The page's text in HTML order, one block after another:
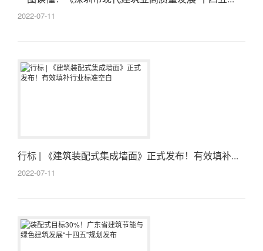
2022-07-11
行标 | 《建筑装配式集成墙面》正式发布！有效填补...
2022-07-11